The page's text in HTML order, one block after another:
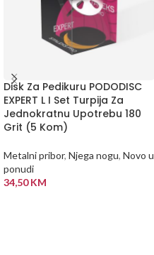
Disk Za Pedikuru PODODISC
EXPERT L I Set Turpija Za
Jednokratnu Upotrebu 180
Grit (5 Kom)
Metalni pribor, Njega nogu, Novo u
ponudi
34,50KM